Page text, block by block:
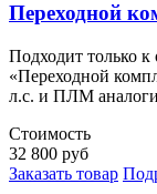
Переходной
Подходит только
«Переходной
л.с. и ПЛМ
Стоимость
32 800 руб
Заказать товар